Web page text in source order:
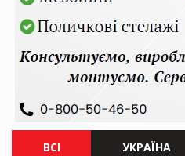
ВСІ УКРАЇНА